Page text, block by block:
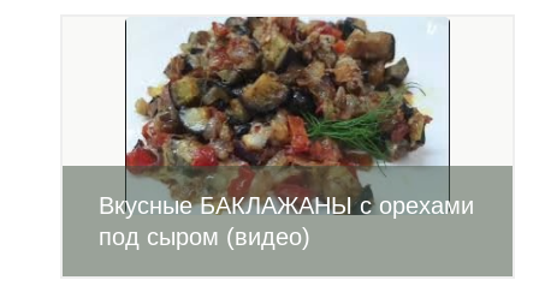
Вкусные БАКЛАЖАНЫ с орехами
под сыром (видео)